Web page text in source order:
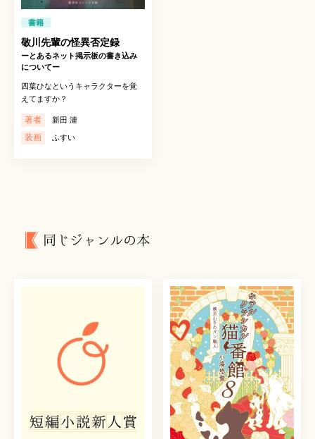
書籍
敬川先輩の怪異否定録
ーとあるネット掲示板の書き込み
についてー
四葉ひなというキャラクターを覚
えてますか？
著者 新田 漣
装画 ふすい
同じジャンルの本